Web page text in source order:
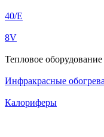
40/E
8V
Тепловое оборудование
Инфракрасные
Калориферы